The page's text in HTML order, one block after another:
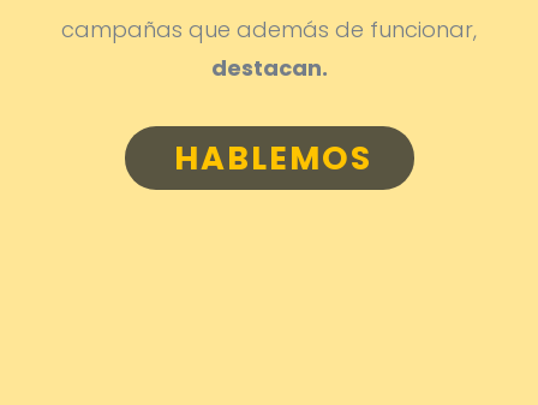
campañas que además de funcionar,
destacan.
HABLEMOS